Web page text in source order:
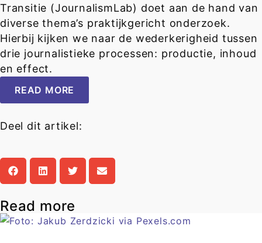
Transitie (JournalismLab) doet aan de hand van
diverse thema’s praktijkgericht onderzoek.
Hierbij kijken we naar de wederkerigheid tussen
drie journalistieke processen: productie, inhoud
en effect.
READ MORE
Deel dit artikel:
Read more